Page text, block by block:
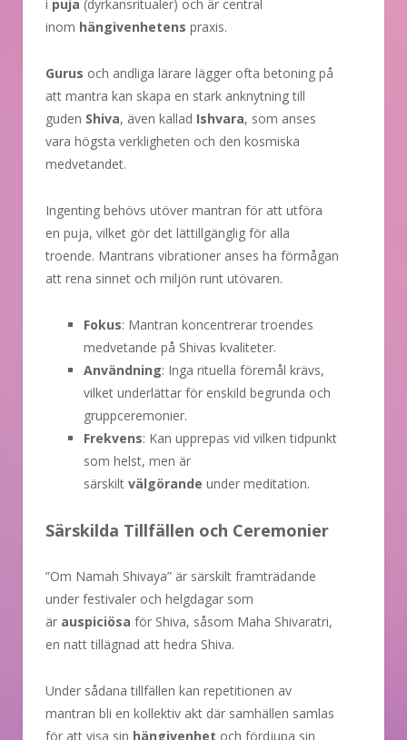
i puja (dyrkansritualer) och är central
inom hängivenhetens praxis.
Gurus och andliga lärare lägger ofta betoning på
att mantra kan skapa en stark anknytning till
guden Shiva, även kallad Ishvara, som anses
vara högsta verkligheten och den kosmiska
medvetandet.
Ingenting behövs utöver mantran för att utföra
en puja, vilket gör det lättillgänglig för alla
troende. Mantrans vibrationer anses ha förmågan
att rena sinnet och miljön runt utövaren.
Fokus: Mantran koncentrerar troendes
medvetande på Shivas kvaliteter.
Användning: Inga rituella föremål krävs,
vilket underlättar för enskild begrunda och
gruppceremonier.
Frekvens: Kan upprepas vid vilken tidpunkt
som helst, men är
särskilt välgörande under meditation.
Särskilda Tillfällen och Ceremonier
”Om Namah Shivaya” är särskilt framträdande
under festivaler och helgdagar som
är auspiciösa för Shiva, såsom Maha Shivaratri,
en natt tillägnad att hedra Shiva.
Under sådana tillfällen kan repetitionen av
mantran bli en kollektiv akt där samhällen samlas
för att visa sin hängivenhet och fördjupa sin